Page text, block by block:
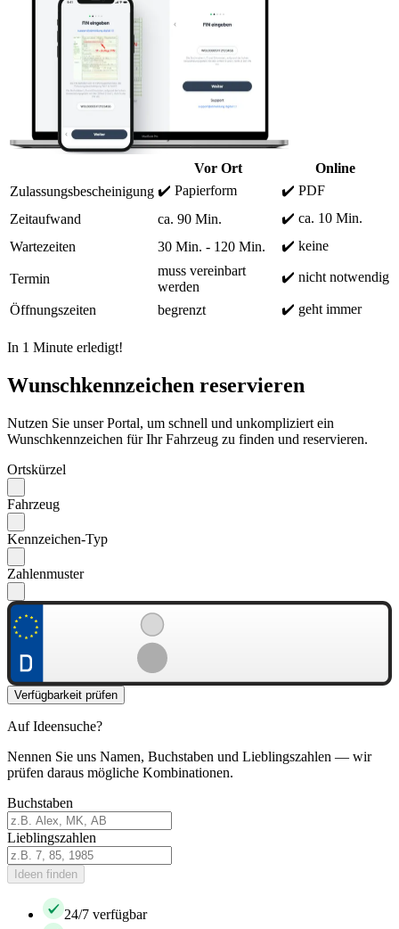
Vor Ort
Online
Zulassungsbescheinigung ✔️ Papierform
✔️ PDF
Zeitaufwand
ca. 90 Min.
✔️ ca. 10 Min.
Wartezeiten
30 Min. - 120 Min. ✔️ keine
Termin
muss vereinbart
werden
✔️ nicht notwendig
Öffnungszeiten begrenzt ✔️ geht immer
In 1 Minute erledigt!
Wunschkennzeichen reservieren
Nutzen Sie unser Portal, um schnell und unkompliziert ein
Wunschkennzeichen für Ihr Fahrzeug zu finden und reservieren.
Ortskürzel
Fahrzeug
Kennzeichen-Typ
Zahlenmuster
Verfügbarkeit prüfen
Auf Ideensuche?
Nennen Sie uns Namen, Buchstaben und Lieblingszahlen — wir
prüfen daraus mögliche Kombinationen.
Buchstaben
Lieblingszahlen
Ideen finden
24/7 verfügbar